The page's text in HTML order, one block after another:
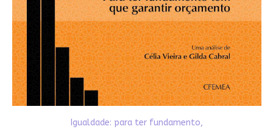
Igualdade: para ter fundamento,